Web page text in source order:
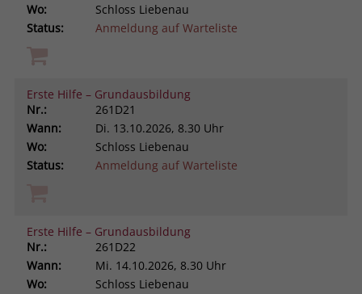
Wo:
Schloss Liebenau
Status:
Anmeldung auf Warteliste
Erste Hilfe – Grundausbildung
Nr.:
261D21
Wann:
Di. 13.10.2026, 8.30 Uhr
Wo:
Schloss Liebenau
Status:
Anmeldung auf Warteliste
Erste Hilfe – Grundausbildung
Nr.:
261D22
Wann:
Mi. 14.10.2026, 8.30 Uhr
Wo:
Schloss Liebenau